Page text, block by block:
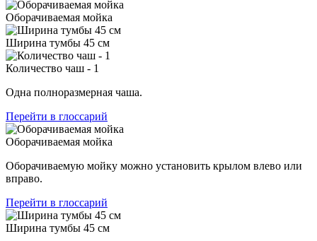
Оборачиваемая мойка
Ширина тумбы 45 см
Количество чаш - 1
Одна полноразмерная чаша.
Перейти в глоссарий
Оборачиваемая мойка
Оборачиваемую мойку можно установить крылом влево или
вправо.
Перейти в глоссарий
Ширина тумбы 45 см